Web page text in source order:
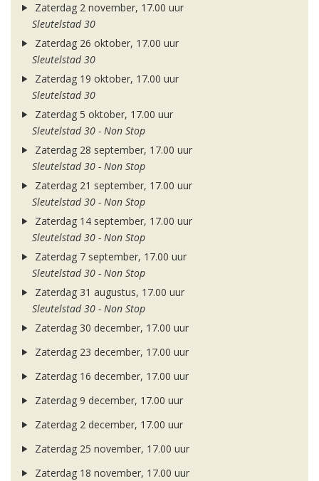
Zaterdag 2 november, 17.00 uur
Sleutelstad 30
Zaterdag 26 oktober, 17.00 uur
Sleutelstad 30
Zaterdag 19 oktober, 17.00 uur
Sleutelstad 30
Zaterdag 5 oktober, 17.00 uur
Sleutelstad 30 - Non Stop
Zaterdag 28 september, 17.00 uur
Sleutelstad 30 - Non Stop
Zaterdag 21 september, 17.00 uur
Sleutelstad 30 - Non Stop
Zaterdag 14 september, 17.00 uur
Sleutelstad 30 - Non Stop
Zaterdag 7 september, 17.00 uur
Sleutelstad 30 - Non Stop
Zaterdag 31 augustus, 17.00 uur
Sleutelstad 30 - Non Stop
Zaterdag 30 december, 17.00 uur
Zaterdag 23 december, 17.00 uur
Zaterdag 16 december, 17.00 uur
Zaterdag 9 december, 17.00 uur
Zaterdag 2 december, 17.00 uur
Zaterdag 25 november, 17.00 uur
Zaterdag 18 november, 17.00 uur